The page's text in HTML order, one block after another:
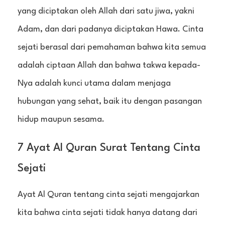
yang diciptakan oleh Allah dari satu jiwa, yakni
Adam, dan dari padanya diciptakan Hawa. Cinta
sejati berasal dari pemahaman bahwa kita semua
adalah ciptaan Allah dan bahwa takwa kepada-
Nya adalah kunci utama dalam menjaga
hubungan yang sehat, baik itu dengan pasangan
hidup maupun sesama.
7 Ayat Al Quran Surat Tentang Cinta
Sejati
Ayat Al Quran tentang cinta sejati mengajarkan
kita bahwa cinta sejati tidak hanya datang dari